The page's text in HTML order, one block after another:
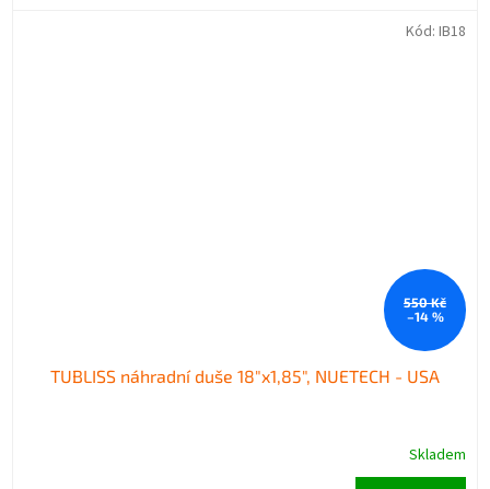
550 Kč
–14 %
TUBLISS náhradní duše 18"x1,85", NUETECH - USA
Skladem
Kód: IB18